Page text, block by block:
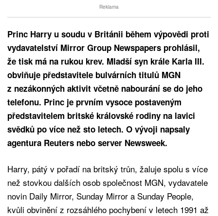
Reklama
Princ Harry u soudu v Británii během výpovědi proti
vydavatelství Mirror Group Newspapers prohlásil,
že tisk má na rukou krev. Mladší syn krále Karla III.
obviňuje představitele bulvárních titulů MGN
z nezákonných aktivit včetně nabourání se do jeho
telefonu. Princ je prvním vysoce postaveným
představitelem britské královské rodiny na lavici
svědků po více než sto letech. O vývoji napsaly
agentura Reuters nebo server Newsweek.
Harry, pátý v pořadí na britský trůn, žaluje spolu s více
než stovkou dalších osob společnost MGN, vydavatele
novin Daily Mirror, Sunday Mirror a Sunday People,
kvůli obvinění z rozsáhlého pochybení v letech 1991 až